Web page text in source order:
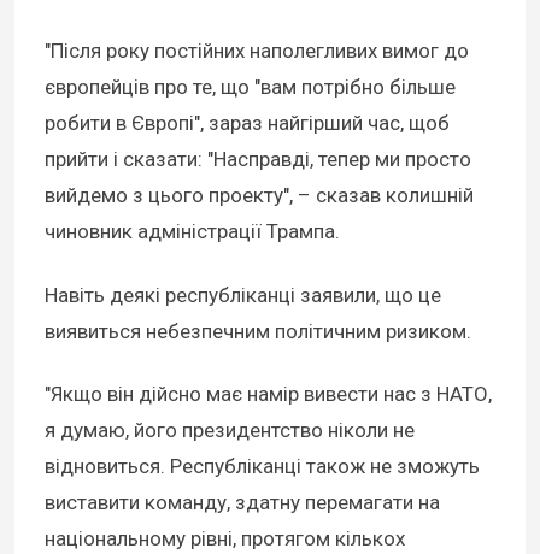
"Після року постійних наполегливих вимог до
європейців про те, що "вам потрібно більше
робити в Європі", зараз найгірший час, щоб
прийти і сказати: "Насправді, тепер ми просто
вийдемо з цього проекту", – сказав колишній
чиновник адміністрації Трампа.
Навіть деякі республіканці заявили, що це
виявиться небезпечним політичним ризиком.
"Якщо він дійсно має намір вивести нас з НАТО,
я думаю, його президентство ніколи не
відновиться. Республіканці також не зможуть
виставити команду, здатну перемагати на
національному рівні, протягом кількох